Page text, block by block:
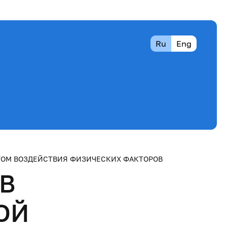
Ru Eng
ВОЗДЕЙСТВИЯ ФИЗИЧЕСКИХ ФАКТОРОВ